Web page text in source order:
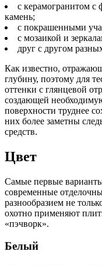
с керамогранитом
камень;
с покрашенными
с мозаикой и
друг с другом
Как известно,
глубину, поэтому для
оттенки с глянцевой
создающей
поверхности труднее
них более заметны
средств.
Цвет
Самые первые
современные
разнообразием не
охотно применяют
«пэчворк».
Белый